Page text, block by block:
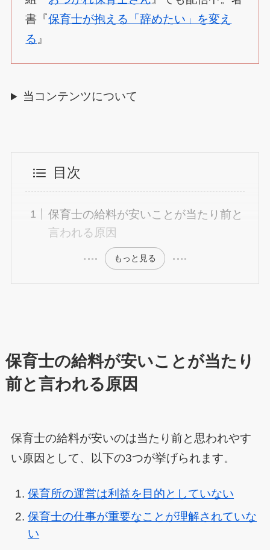
書『保育士が抱える「辞めたい」を変え
る』
当コンテンツについて
目次
保育士の給料が安いことが当たり前と
言われる原因
もっと見る
保育士の給料が安いことが当たり
前と言われる原因
保育士の給料が安いのは当たり前と思われやす
い原因として、以下の3つが挙げられます。
保育所の運営は利益を目的としていない
保育士の仕事が重要なことが理解されていな
い